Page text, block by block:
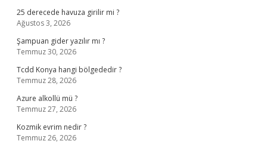
25 derecede havuza girilir mi ?
Ağustos 3, 2026
Şampuan gider yazılır mı ?
Temmuz 30, 2026
Tcdd Konya hangi bölgededir ?
Temmuz 28, 2026
Azure alkollü mü ?
Temmuz 27, 2026
Kozmik evrim nedir ?
Temmuz 26, 2026